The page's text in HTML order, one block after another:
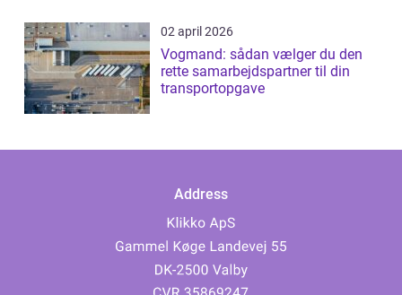
02 april 2026
Vogmand: sådan vælger du den
rette samarbejdspartner til din
transportopgave
Address